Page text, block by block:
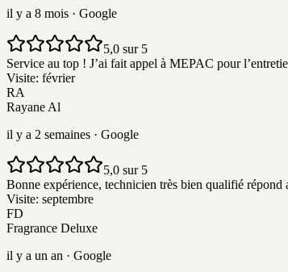
il y a 8 mois · Google
5,0 sur 5
Service au top ! J’ai fait appel à MEPAC pour
Visite: février
RA
Rayane Al
il y a 2 semaines · Google
5,0 sur 5
Bonne expérience, technicien très bien qualifié répond
Visite: septembre
FD
Fragrance Deluxe
il y a un an · Google